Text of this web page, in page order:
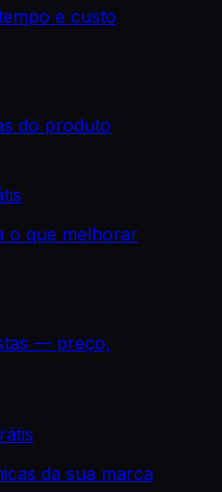
e custo
do produto
o que melhorar
— preço,
da sua marca